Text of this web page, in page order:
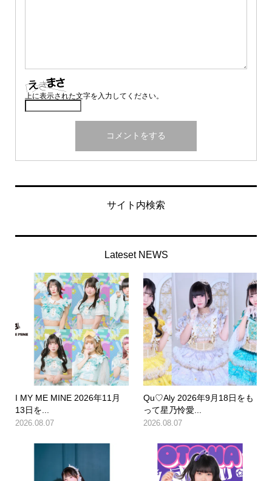
上に表示された文字を入力してください。
サイト内検索
Lateset NEWS
I MY ME MINE 2026年11月
13日を...
2026.08.07
Qu♡Aly 2026年9月18日をも
って星乃怜愛...
2026.08.07